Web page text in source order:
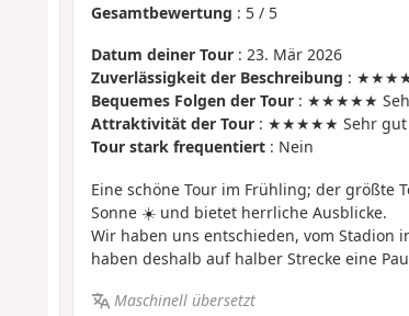
Gesamtbewertung : 5/ 5
Datum deiner Tour: 23. Mär 2026
Zuverlässigkeit der Beschreibung :
Bequemes Folgen der Tour: ★★★★★
Attraktivität der Tour: ★★★★★ Sehr gut
Tour stark frequentiert: Nein
Eine schöne Tour im Frühling; der größte
Sonne ☀️ und bietet herrliche Ausblicke.
Wir haben uns entschieden, vom Stadion
haben deshalb auf halber Strecke eine
Maschinell übersetzt